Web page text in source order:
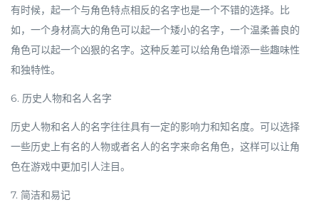
有时候，起一个与角色特点相反的名字也是一个不错的选择。比
如，一个身材高大的角色可以起一个矮小的名字，一个温柔善良的
角色可以起一个凶狠的名字。这种反差可以给角色增添一些趣味性
和独特性。
6. 历史人物和名人名字
历史人物和名人的名字往往具有一定的影响力和知名度。可以选择
一些历史上有名的人物或者名人的名字来命名角色，这样可以让角
色在游戏中更加引人注目。
7. 简洁和易记